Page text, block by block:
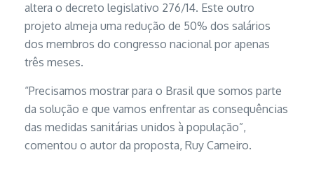
altera o decreto legislativo 276/14. Este outro
projeto almeja uma redução de 50% dos salários
dos membros do congresso nacional por apenas
três meses.
“Precisamos mostrar para o Brasil que somos parte
da solução e que vamos enfrentar as consequências
das medidas sanitárias unidos à população”,
comentou o autor da proposta, Ruy Carneiro.